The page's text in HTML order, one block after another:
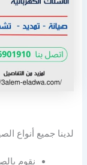
لدينا جميع أنواع
نقوم